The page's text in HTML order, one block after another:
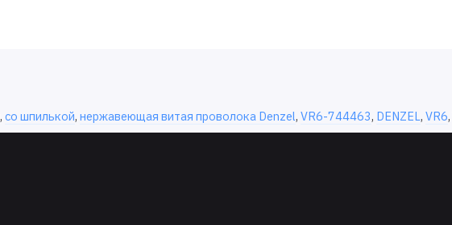
, со шпилькой, нержавеющая витая проволока Denzel, VR6-744463, DENZEL , VR6,